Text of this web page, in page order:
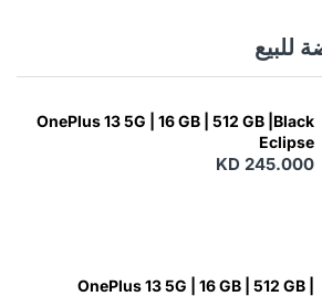
للبيع
OnePlus 13 5G | 16 GB | 512 GB |Black
Eclipse
KD 245.000
OnePlus 13 5G | 16 GB | 512 GB |